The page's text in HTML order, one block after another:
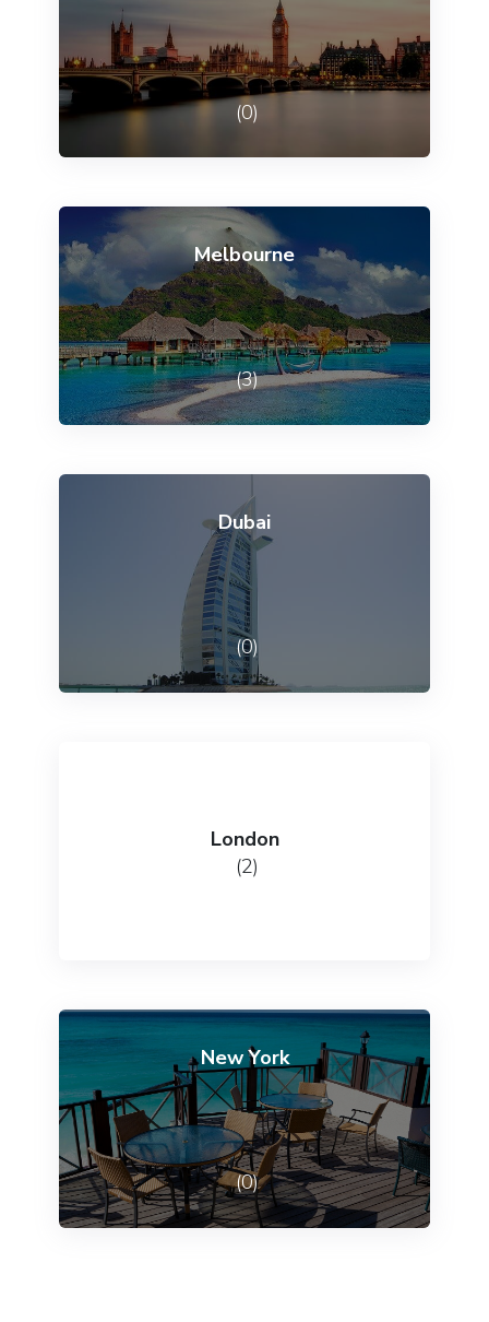
(0)
Melbourne
(3)
Dubai
(0)
London
(2)
New York
(0)